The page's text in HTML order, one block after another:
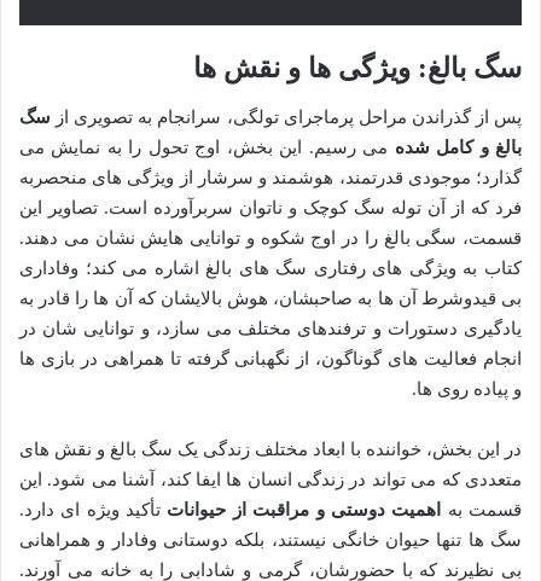
سگ بالغ: ویژگی ها و نقش ها
پس از گذراندن مراحل پرماجرای تولگی، سرانجام به تصویری از سگ
بالغ و کامل شده می رسیم. این بخش، اوج تحول را به نمایش می
گذارد؛ موجودی قدرتمند، هوشمند و سرشار از ویژگی های منحصربه
فرد که از آن توله سگ کوچک و ناتوان سربرآورده است. تصاویر این
قسمت، سگی بالغ را در اوج شکوه و توانایی هایش نشان می دهند.
کتاب به ویژگی های رفتاری سگ های بالغ اشاره می کند؛ وفاداری
بی قیدوشرط آن ها به صاحبشان، هوش بالایشان که آن ها را قادر به
یادگیری دستورات و ترفندهای مختلف می سازد، و توانایی شان در
انجام فعالیت های گوناگون، از نگهبانی گرفته تا همراهی در بازی ها
و پیاده روی ها.
در این بخش، خواننده با ابعاد مختلف زندگی یک سگ بالغ و نقش های
متعددی که می تواند در زندگی انسان ها ایفا کند، آشنا می شود. این
قسمت به
اهمیت دوستی و مراقبت از حیوانات تأکید ویژه ای دارد.
سگ ها تنها حیوان خانگی نیستند، بلکه دوستانی وفادار و همراهانی
بی نظیرند که با حضورشان، گرمی و شادابی را به خانه می آورند.